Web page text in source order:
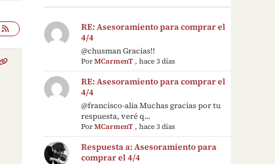
RE: Asesoramiento para comprar el
4/4
@chusman Gracias!!
PorMCarmenT ,hace 3 días
RE: Asesoramiento para comprar el
4/4
@francisco-alia Muchas gracias por tu
respuesta, veré q...
PorMCarmenT ,hace 3 días
Respuesta a: Asesoramiento para
comprar el 4/4